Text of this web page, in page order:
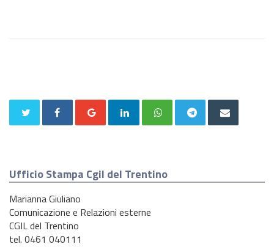
Ufficio Stampa Cgil del Trentino
Marianna Giuliano
Comunicazione e Relazioni esterne
CGIL del Trentino
tel. 0461 040111